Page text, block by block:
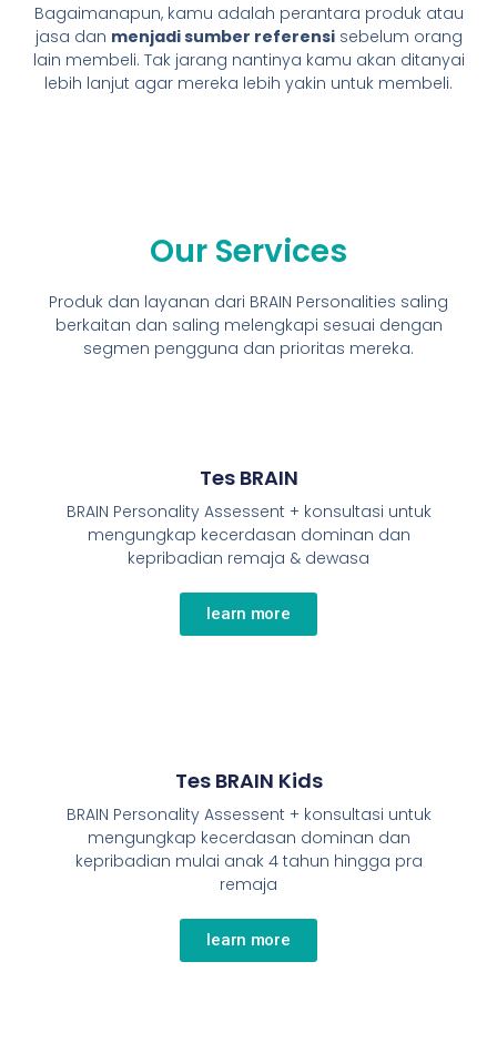
Bagaimanapun, kamu adalah perantara produk atau
jasa dan menjadi sumber referensisebelum orang
lain membeli. Tak jarang nantinya kamu akan ditanyai
lebih lanjut agar mereka lebih yakin untuk membeli.
Our Services
Produk dan layanan dari BRAIN Personalities saling
berkaitan dan saling melengkapi sesuai dengan
segmen pengguna dan prioritas mereka.
Tes BRAIN
BRAIN Personality Assessent + konsultasi untuk
mengungkap kecerdasan dominan dan
kepribadian remaja & dewasa
learn more
Tes BRAIN Kids
BRAIN Personality Assessent + konsultasi untuk
mengungkap kecerdasan dominan dan
kepribadian mulai anak 4 tahun hingga pra
remaja
learn more